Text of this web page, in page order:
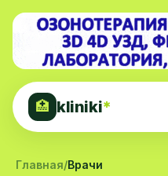
🏥 kliniki*
Главная/Врачи